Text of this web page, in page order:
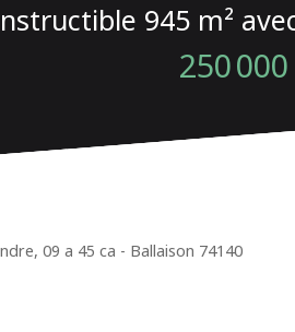
945 m²
250 000
09 a 45 ca - Ballaison 74140